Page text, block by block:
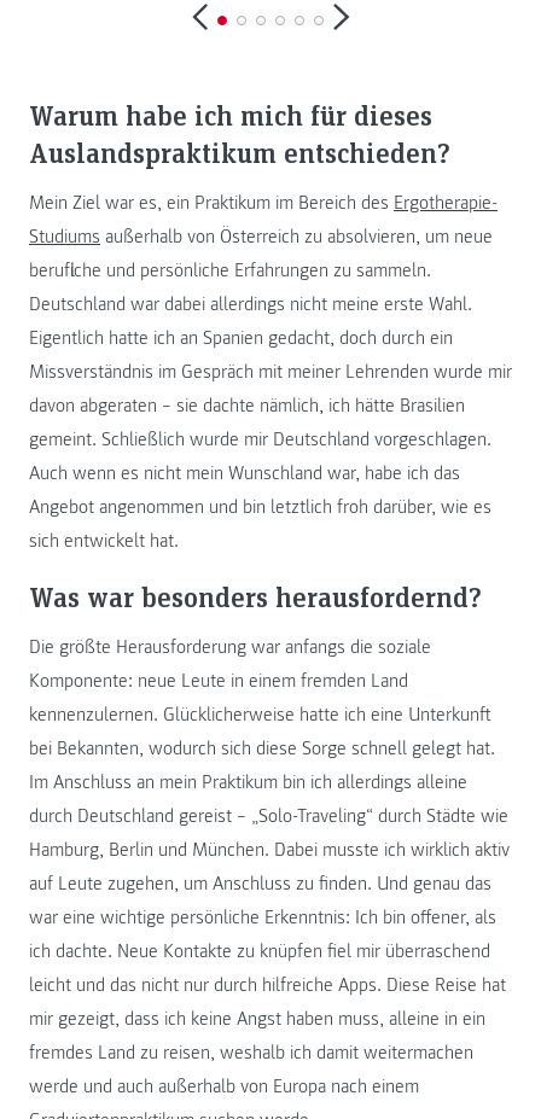
Warum habe ich mich für dieses
Auslandspraktikum entschieden?
Mein Ziel war es, ein Praktikum im Bereich des Ergotherapie-
Studiums außerhalb von Österreich zu absolvieren, um neue
berufliche und persönliche Erfahrungen zu sammeln.
Deutschland war dabei allerdings nicht meine erste Wahl.
Eigentlich hatte ich an Spanien gedacht, doch durch ein
Missverständnis im Gespräch mit meiner Lehrenden wurde mir
davon abgeraten – sie dachte nämlich, ich hätte Brasilien
gemeint. Schließlich wurde mir Deutschland vorgeschlagen.
Auch wenn es nicht mein Wunschland war, habe ich das
Angebot angenommen und bin letztlich froh darüber, wie es
sich entwickelt hat.
Was war besonders herausfordernd?
Die größte Herausforderung war anfangs die soziale
Komponente: neue Leute in einem fremden Land
kennenzulernen. Glücklicherweise hatte ich eine Unterkunft
bei Bekannten, wodurch sich diese Sorge schnell gelegt hat.
Im Anschluss an mein Praktikum bin ich allerdings alleine
durch Deutschland gereist – „Solo-Traveling“ durch Städte wie
Hamburg, Berlin und München. Dabei musste ich wirklich aktiv
auf Leute zugehen, um Anschluss zu finden. Und genau das
war eine wichtige persönliche Erkenntnis: Ich bin offener, als
ich dachte. Neue Kontakte zu knüpfen fiel mir überraschend
leicht und das nicht nur durch hilfreiche Apps. Diese Reise hat
mir gezeigt, dass ich keine Angst haben muss, alleine in ein
fremdes Land zu reisen, weshalb ich damit weitermachen
werde und auch außerhalb von Europa nach einem